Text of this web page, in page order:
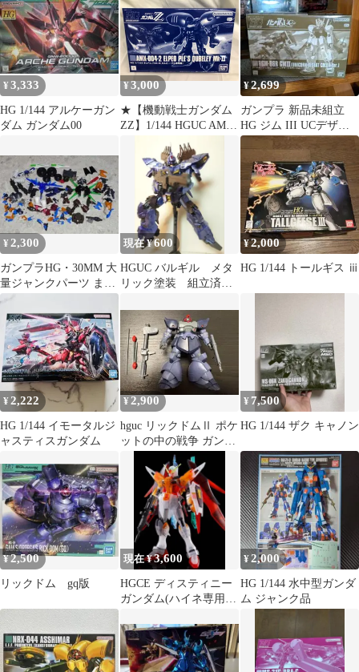
¥3,333
HG 1/144 アルケーガン
ダム ガンダム00
¥3,000
★【機動戦士ガンダム
ZZ】1/144 HGUC AMX-
004-2 キュベレイMk-
II(エルピー・プル専用
¥2,699
ガンプラ 新品未組立
HG ジム III UCデザー
トカラーVer. ガンダム
¥ 2,300
ガンプラHG・30MM 大
量ジャンクパーツ まと
め売り
現在 ¥600
HGUC バルギル メタ
リック塗装 組立済み
¥2,000
HG 1/144 トールギス ⅲ
¥2,222
HG 1/144 イモータルジ
ャスティスガンダム
¥ 2,900
hguc リックドムⅡ ポケ
ットの中の戦争 ガンプ
¥ 7,500
HG 1/144 ザク キャノン
¥ 2,500
リックドム gq版
現在 ¥3,600
HGCE ディスティニー
ガンダム(ハイネ専用
¥2,000
HG 1/144 水中型ガンダ
ム ジャンク品